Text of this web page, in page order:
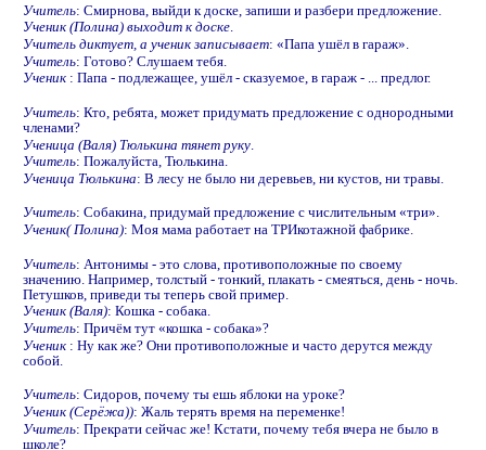
Учитель: Смирнова, выйди к доске, запиши и разбери предложение.
Ученик (Полина) выходит к доске.
Учитель диктует, а ученик записывает: «Папа ушёл в гараж».
Учитель: Готово? Слушаем тебя.
Ученик : Папа - подлежащее, ушёл - сказуемое, в гараж - ... предлог.
Учитель: Кто, ребята, может придумать предложение с однородными
членами?
Ученица (Валя) Тюлькина тянет руку.
Учитель: Пожалуйста, Тюлькина.
Ученица Тюлькина: В лесу не было ни деревьев, ни кустов, ни травы.
Учитель: Собакина, придумай предложение с числительным «три».
Ученик( Полина): Моя мама работает на ТРИкотажной фабрике.
Учитель: Антонимы - это слова, противоположные по своему
значению. Например, толстый - тонкий, плакать - смеяться, день - ночь.
Петушков, приведи ты теперь свой пример.
Ученик (Валя): Кошка - собака.
Учитель: Причём тут «кошка - собака»?
Ученик : Ну как же? Они противоположные и часто дерутся между
собой.
Учитель: Сидоров, почему ты ешь яблоки на уроке?
Ученик (Серёжа)): Жаль терять время на переменке!
Учитель: Прекрати сейчас же! Кстати, почему тебя вчера не было в
школе?